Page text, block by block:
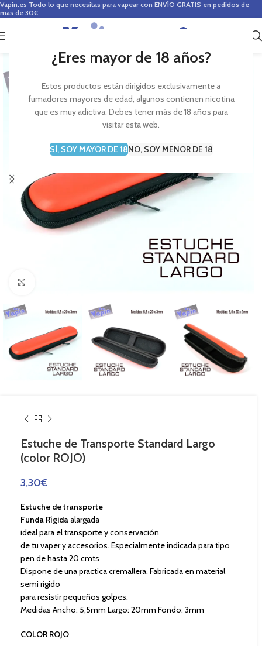
¿Eres mayor de 18 años?
Estos productos están dirigidos exclusivamente a
fumadores mayores de edad, algunos contienen nicotina
que es muy adictiva. Debes tener más de 18 años para
visitar esta web.
SÍ, SOY MAYOR DE 18NO, SOY MENOR DE 18
Vapin.es Todo lo que necesitas para vapear con ENVÍO GRATIS en pedidos de
mas de 30€
0
Estuche de Transporte Standard Largo
(color ROJO)
3,30€
Estuche de transporte
Funda Rígidaalargada
ideal para el transporte y conservación
de tu vaper y accesorios. Especialmente indicada para tipo
pen de hasta 20 cmts
Dispone de una practica cremallera. Fabricada en material
semi rígido
para resistir pequeños golpes.
Medidas Ancho: 5,5mm Largo: 20mm Fondo: 3mm
COLOR ROJO